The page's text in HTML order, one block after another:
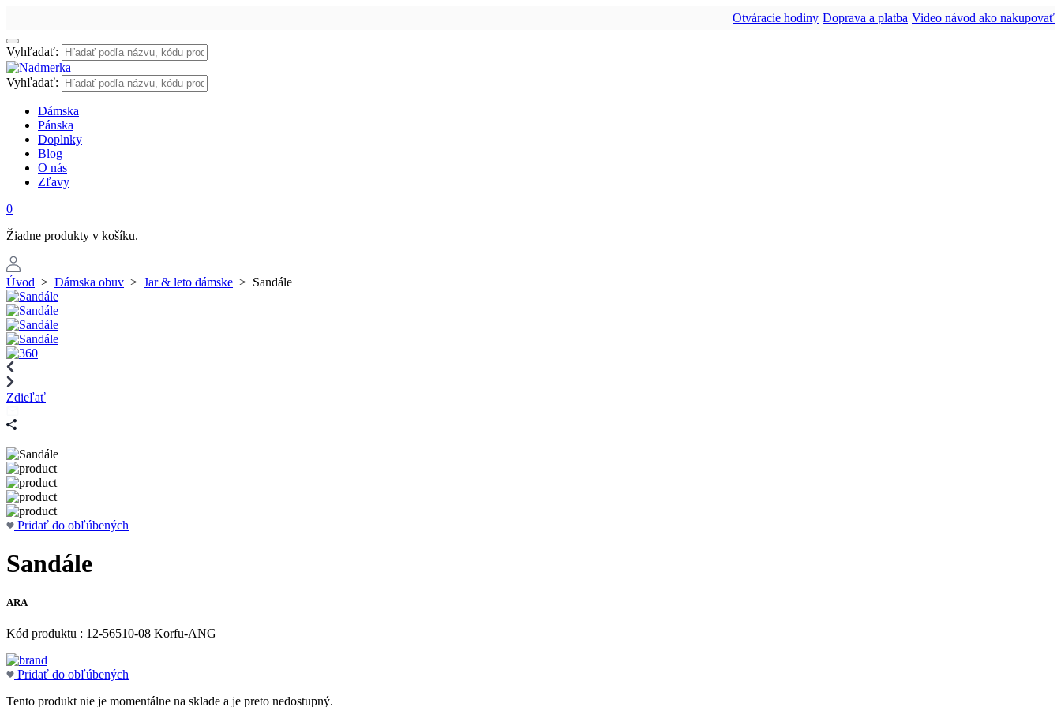
Otváracie hodiny Doprava a platba Video návod ako nakupovať
Vyhľadať:
Vyhľadať:
Dámska
Pánska
Doplnky
Blog
O nás
Zľavy
0
Žiadne produkty v košíku.
Úvod > Dámska obuv > Jar & leto dámske > Sandále
Zdieľať
Pridať do obľúbených
Sandále
ARA
Kód produktu : 12-56510-08 Korfu-ANG
Pridať do obľúbených
Tento produkt nie je momentálne na sklade a je preto nedostupný.